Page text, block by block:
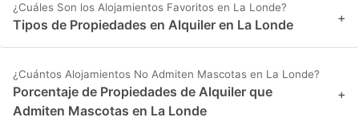
¿Cuáles Son los Alojamientos Favoritos en La Londe?
Tipos de Propiedades en Alquiler en La Londe +
¿Cuántos Alojamientos No Admiten Mascotas en La Londe?
Porcentaje de Propiedades de Alquiler que
Admiten Mascotas en La Londe
+